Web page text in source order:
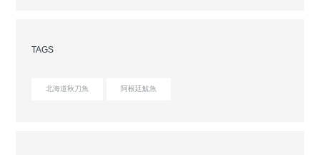
TAGS
北海道秋刀魚 阿根廷魷魚